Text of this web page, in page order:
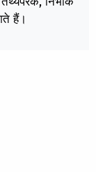
हैं।